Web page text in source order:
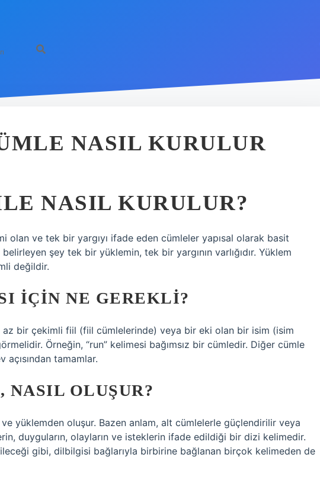
NASIL KURULUR
NASIL KURULUR?
olan ve tek bir yargıyı ifade eden cümleler yapısal olarak basit
şey tek bir yüklemin, tek bir yargının varlığıdır. Yüklem
değildir.
IÇIN NE GEREKLI?
az bir çekimli fiil (fiil cümlelerinde) veya bir eki olan bir isim (isim
Örneğin, “run” kelimesi bağımsız bir cümledir. Diğer cümle
tamamlar.
NASIL OLUŞUR?
ve yüklemden oluşur. Bazen anlam, alt cümlelerle güçlendirilir veya
duyguların, olayların ve isteklerin ifade edildiği bir dizi kelimedir.
gibi, dilbilgisi bağlarıyla birbirine bağlanan birçok kelimeden de